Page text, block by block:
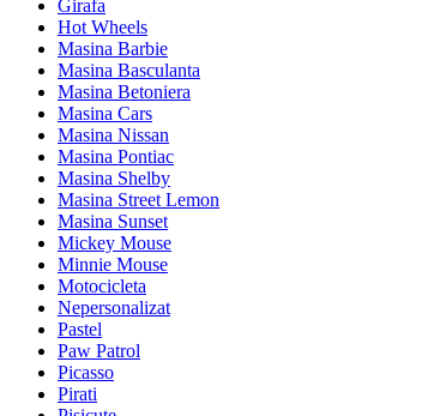
Girafa
Hot Wheels
Masina Barbie
Masina Basculanta
Masina Betoniera
Masina Cars
Masina Nissan
Masina Pontiac
Masina Shelby
Masina Street Lemon
Masina Sunset
Mickey Mouse
Minnie Mouse
Motocicleta
Nepersonalizat
Pastel
Paw Patrol
Picasso
Pirati